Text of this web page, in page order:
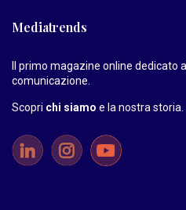
Mediatrends
Il primo magazine online dedicato
comunicazione.
Scopri chi siamo e la nostra storia.